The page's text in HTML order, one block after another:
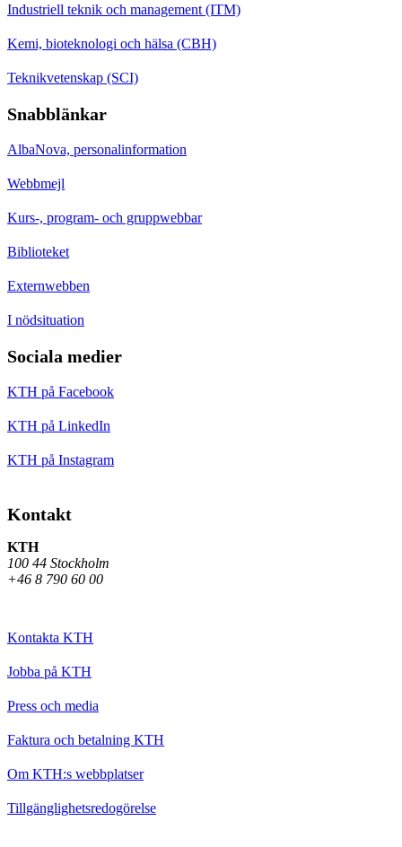
Industriell teknik och management (ITM)
Kemi, bioteknologi och hälsa (CBH)
Teknikvetenskap (SCI)
Snabblänkar
AlbaNova, personalinformation
Webbmejl
Kurs-, program- och gruppwebbar
Biblioteket
Externwebben
I nödsituation
Sociala medier
KTH på Facebook
KTH på LinkedIn
KTH på Instagram
Kontakt
KTH
100 44 Stockholm
+46 8 790 60 00
Kontakta KTH
Jobba på KTH
Press och media
Faktura och betalning KTH
Om KTH:s webbplatser
Tillgänglighetsredogörelse